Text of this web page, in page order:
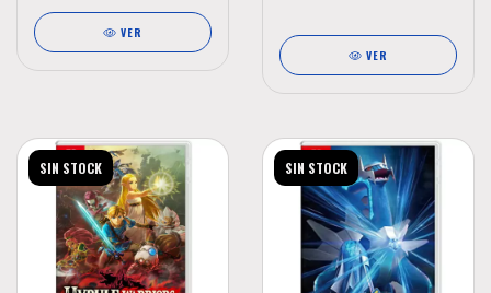
VER
VER
SIN STOCK SIN STOCK